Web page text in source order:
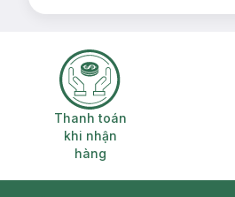
Thanh toán khi nhận
Thanh toán
khi nhận
hàng